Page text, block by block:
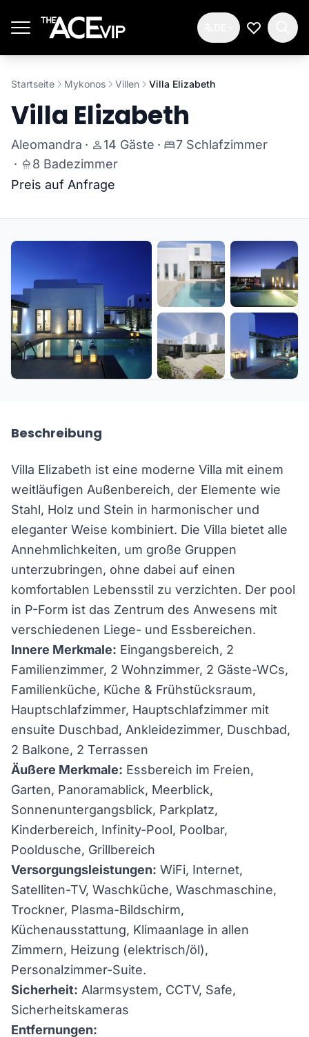
Meine
Startseite Mykonos Villen Villa Elizabeth
Villa Elizabeth
Aleomandra · 14 Gäste ·
7 Schlafzimmer
·
8 Badezimmer
Preis auf Anfrage
Beschreibung
Villa Elizabeth ist eine moderne Villa mit einem
weitläufigen Außenbereich, der Elemente wie
Stahl, Holz und Stein in harmonischer und
eleganter Weise kombiniert. Die Villa bietet alle
Annehmlichkeiten, um große Gruppen
unterzubringen, ohne dabei auf einen
komfortablen Lebensstil zu verzichten. Der pool
in P-Form ist das Zentrum des Anwesens mit
verschiedenen Liege- und Essbereichen.
Innere Merkmale: Eingangsbereich, 2
Familienzimmer, 2 Wohnzimmer, 2 Gäste-WCs,
Familienküche, Küche & Frühstücksraum,
Hauptschlafzimmer, Hauptschlafzimmer mit
ensuite Duschbad, Ankleidezimmer, Duschbad,
2 Balkone, 2 Terrassen
Äußere Merkmale: Essbereich im Freien,
Garten, Panoramablick, Meerblick,
Sonnenuntergangsblick, Parkplatz,
Kinderbereich, Infinity-Pool, Poolbar,
Pooldusche, Grillbereich
Versorgungsleistungen: WiFi, Internet,
Satelliten-TV, Waschküche, Waschmaschine,
Trockner, Plasma-Bildschirm,
Küchenausstattung, Klimaanlage in allen
Zimmern, Heizung (elektrisch/öl),
Personalzimmer-Suite.
Sicherheit: Alarmsystem, CCTV, Safe,
Sicherheitskameras
Entfernungen: